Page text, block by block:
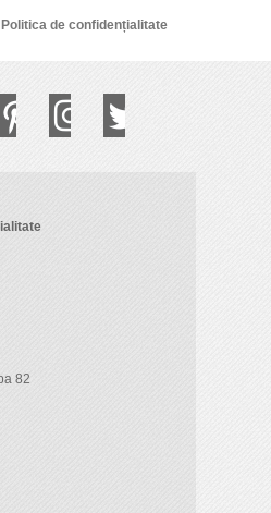
Politica de confidențialitate
82